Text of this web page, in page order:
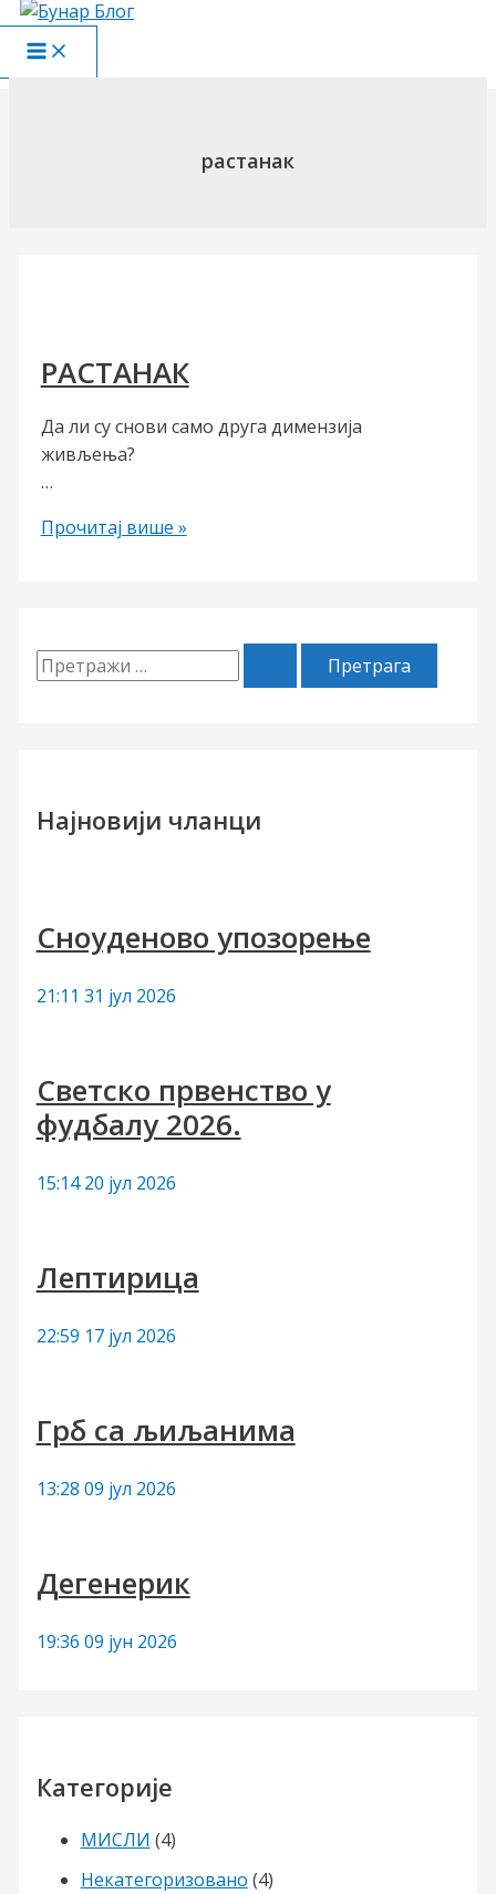
Пређи
на
садржај
Main
Menu
растанак
РАСТАНАК
Да ли су снови само друга димензија
живљења?
…
РАСТАНАК
Прочитај више »
П
а
з
Најновији чланци
Сноуденово упозорење
21:11 31 јул 2026
Светско првенство у
фудбалу 2026.
15:14 20 јул 2026
Лептирица
22:59 17 јул 2026
Грб са љиљанима
13:28 09 јул 2026
Дегенерик
19:36 09 јун 2026
Категорије
МИСЛИ (4)
Некатегоризовано (4)